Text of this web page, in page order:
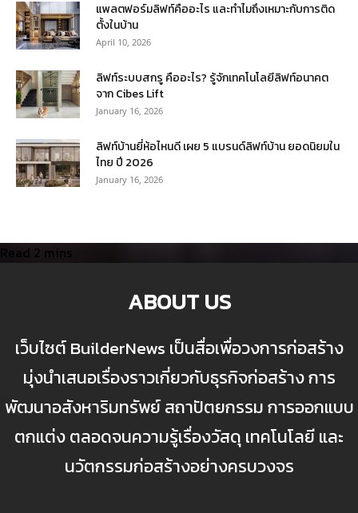
แพลตฟอร์มลิฟท์คืออะไร และทำไมถึงเหมาะกับการติด
ตั้งในบ้าน
April 10, 2026
ลิฟท์ระบบสกรู คืออะไร? รู้จักเทคโนโลยีลิฟท์อนาคต
จาก Cibes Lift
January 16, 2026
ลิฟท์บ้านยี่ห้อไหนดี เผย 5 แบรนด์ลิฟท์บ้าน ยอดนิยมใน
ไทย ปี 2026
January 16, 2026
ABOUT US
เว็บไซต์ BuilderNews เป็นสื่อเพื่อวงการก่อสร้าง
มุ่งนำเสนอเรื่องราวเกี่ยวกับธุรกิจก่อสร้าง การ
พัฒนาอสังหาริมทรัพย์ สถาปัตยกรรม การออกแบบ
ตกแต่ง ตลอดจนความรู้เรื่องวัสดุ เทคโนโลยี และ
นวัตกรรมก่อสร้างอย่างครบวงจร